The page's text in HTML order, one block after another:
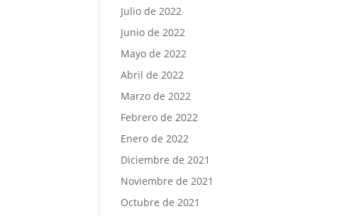
Julio de 2022
Junio de 2022
Mayo de 2022
Abril de 2022
Marzo de 2022
Febrero de 2022
Enero de 2022
Diciembre de 2021
Noviembre de 2021
Octubre de 2021